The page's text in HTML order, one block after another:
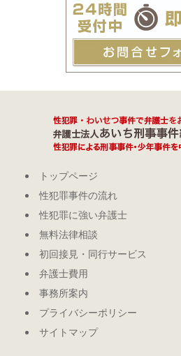
トップページ
性犯罪事件の流れ
性犯罪に強い弁護士
無料法律相談
初回接見・同行サービス
弁護士費用
事務所案内
プライバシーポリシー
サイトマップ